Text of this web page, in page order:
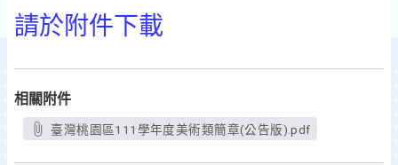
請於附件下載
相關附件
臺灣桃園區111學年度美術類簡章(公告版).pdf